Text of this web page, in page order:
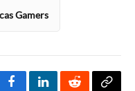
Gamers